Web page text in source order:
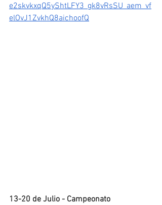
e2skvkxqQ5yShtLFY3_gk8vRsSU_aem_vf
elOvJ1ZvkhQ8aichoofQ
13-20 de Julio - Campeonato